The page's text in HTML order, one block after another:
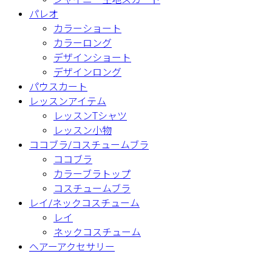
パレオ
カラーショート
カラーロング
デザインショート
デザインロング
パウスカート
レッスンアイテム
レッスンTシャツ
レッスン小物
ココブラ/コスチュームブラ
ココブラ
カラーブラトップ
コスチュームブラ
レイ/ネックコスチューム
レイ
ネックコスチューム
ヘアーアクセサリー